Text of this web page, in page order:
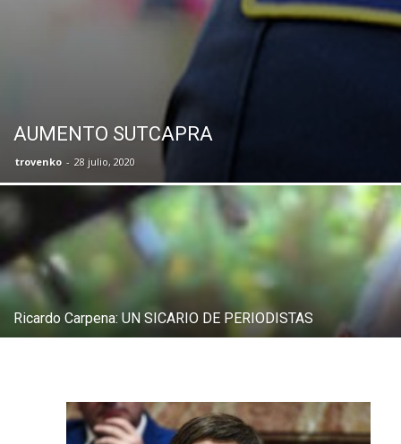
AUMENTO SUTCAPRA
trovenko - 28 julio, 2020
Ricardo Carpena: UN SICARIO DE PERIODISTAS